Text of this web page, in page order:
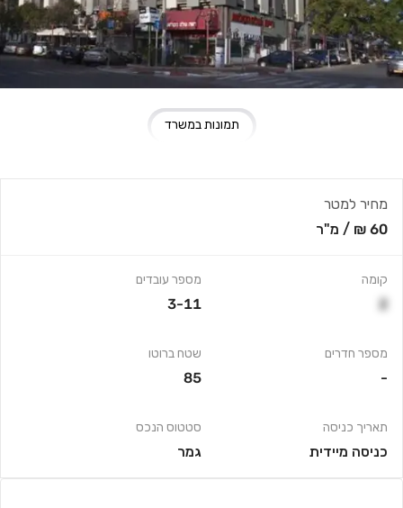
תמונות במשרד
מחיר למטר
60 ₪
/ מ"ר
קומה
2
מספר חדרים
-
תאריך כניסה
כניסה מיידית
מספר עובדים
3-11
שטח ברוטו
85
סטטוס הנכס
גמר